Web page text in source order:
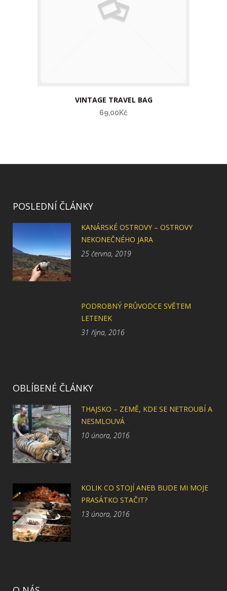
VINTAGE TRAVEL BAG
69,00Kč
POSLEDNÍ ČLÁNKY
KANÁRSKÉ OSTROVY – OSTROVY
NEKONEČNÉHO JARA
25 června, 2019
PODROBNÝ PRŮVODCE SVĚTEM
LETENEK
31 října, 2016
OBLÍBENÉ ČLÁNKY
THAJSKO – ZEMĚ, KDE SE NETROUBÍ A
NESMLOUVÁ
10 února, 2016
KOLIK CO STOJÍ ANEB BUDE MI MOJE
PRASÁTKO STAČIT?
13 února, 2016